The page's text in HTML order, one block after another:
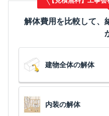
解体費用を比較して、
建物全体の解体
内装の解体